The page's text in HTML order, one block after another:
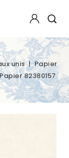
unis
Papier
82380157